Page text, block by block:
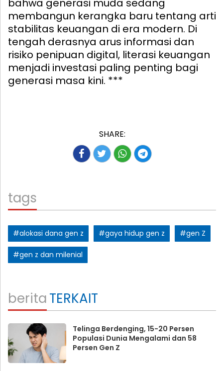
bahwa generasi muda sedang
membangun kerangka baru tentang arti
stabilitas keuangan di era modern. Di
tengah derasnya arus informasi dan
risiko penipuan digital, literasi keuangan
menjadi investasi paling penting bagi
generasi masa kini. ***
SHARE:
tags
#alokasi dana gen z #gaya hidup gen z #gen Z
#gen z dan milenial
beritaTERKAIT
Telinga Berdenging, 15-20 Persen
Populasi Dunia Mengalami dan 58
Persen Gen Z